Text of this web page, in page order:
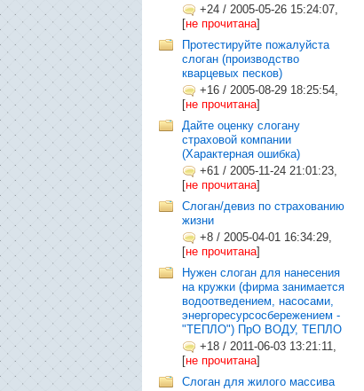
+24 / 2005-05-26 15:24:07,
[не прочитана]
Протестируйте пожалуйста
слоган (производство
кварцевых песков)
+16 / 2005-08-29 18:25:54,
[не прочитана]
Дайте оценку слогану
страховой компании
(Характерная ошибка)
+61 / 2005-11-24 21:01:23,
[не прочитана]
Слоган/девиз по страхованию
жизни
+8 / 2005-04-01 16:34:29,
[не прочитана]
Нужен слоган для нанесения
на кружки (фирма занимается
водоотведением, насосами,
энергоресурсосбережением -
"ТЕПЛО") ПрО ВОДУ, ТЕПЛО
+18 / 2011-06-03 13:21:11,
[не прочитана]
Слоган для жилого массива